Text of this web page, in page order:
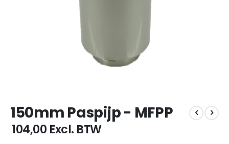
naar
het
begin
150mm Paspijp - MFPP
€ 104,00 Excl. BTW